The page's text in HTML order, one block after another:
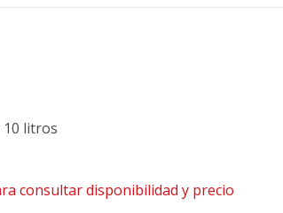
10 litros
consultar disponibilidad y precio